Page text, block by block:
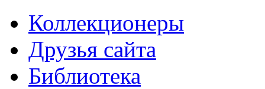
Коллекционеры
Друзья сайта
Библиотека